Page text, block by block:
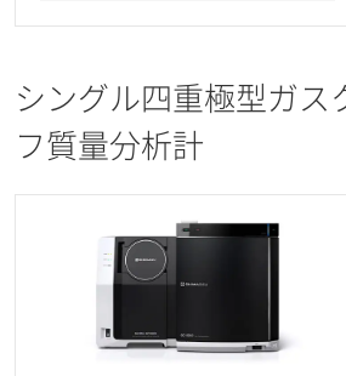
シングル四重極型ガス
フ質量分析計